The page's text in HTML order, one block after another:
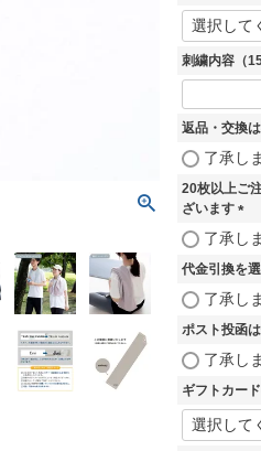
(
必
須
刺繍内容（
返品・交換
了承し
20枚以上ご
ざいます
(
須
)
了承し
代金引換を
了承し
ポスト投函
了承し
ギフトカー